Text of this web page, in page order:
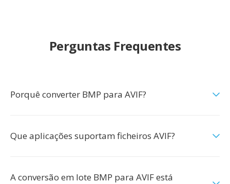
Perguntas Frequentes
Porquê converter BMP para AVIF?
Que aplicações suportam ficheiros AVIF?
A conversão em lote BMP para AVIF está